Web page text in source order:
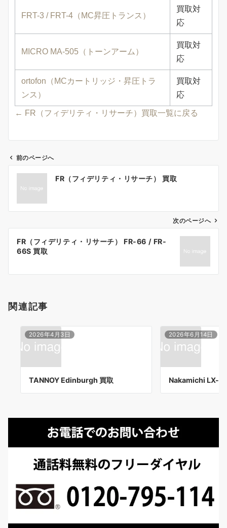
FRT-3 / FRT-4（MC昇圧トランス）
買取対
応
MICRO MA-505（トーンアーム）
買取対
応
ortofon（MCカートリッジ・昇圧トラ
ンス）
買取対
応
← FR（フィデリティ・リサーチ）買取一覧に戻る
ン
前のページへ
FR（フィデリティ・リサーチ） 買取
次のページへ
FR（フィデリティ・リサーチ） FR-66 / FR-
66S 買取
関連記事
2026年4月3日
TANNOY Edinburgh 買取
2026年6月14日
Nakamichi LX-5